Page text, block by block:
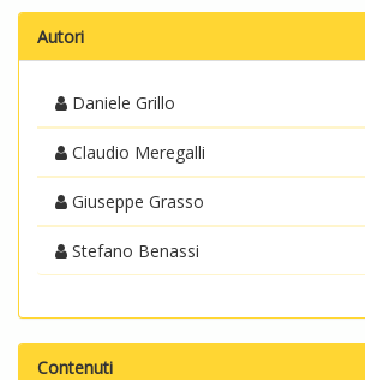
Autori
Daniele Grillo
Claudio Meregalli
Giuseppe Grasso
Stefano Benassi
Contenuti